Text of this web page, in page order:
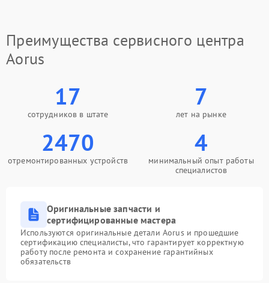
Преимущества сервисного центра
Aorus
17
сотрудников в штате
7
лет на рынке
2470
отремонтированных устройств
4
минимальный опыт работы
специалистов
Оригинальные запчасти и
сертифицированные мастера
Используются оригинальные детали Aorus и прошедшие
сертификацию специалисты, что гарантирует корректную
работу после ремонта и сохранение гарантийных
обязательств